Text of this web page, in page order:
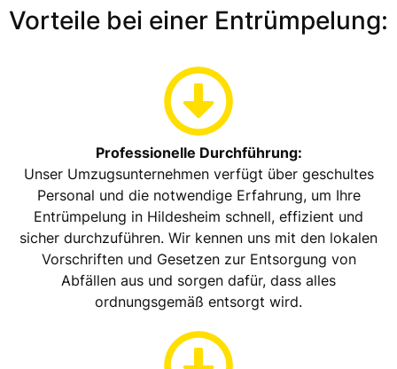
Vorteile bei einer Entrümpelung:
Professionelle Durchführung:
Unser Umzugsunternehmen verfügt über geschultes
Personal und die notwendige Erfahrung, um Ihre
Entrümpelung in Hildesheim schnell, effizient und
sicher durchzuführen. Wir kennen uns mit den lokalen
Vorschriften und Gesetzen zur Entsorgung von
Abfällen aus und sorgen dafür, dass alles
ordnungsgemäß entsorgt wird.